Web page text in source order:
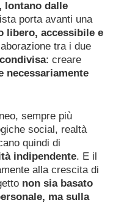
lontano dalle
porta avanti una
libero, accessibile e
tra i due
: creare
necessariamente
sempre più
social, realtà
quindi di
indipendente. E il
alla crescita di
non sia basato
ma sulla